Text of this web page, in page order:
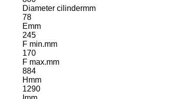
Diameter cilindermm
78
Emm
245
F min.mm
170
F max.mm
884
H mm
1290